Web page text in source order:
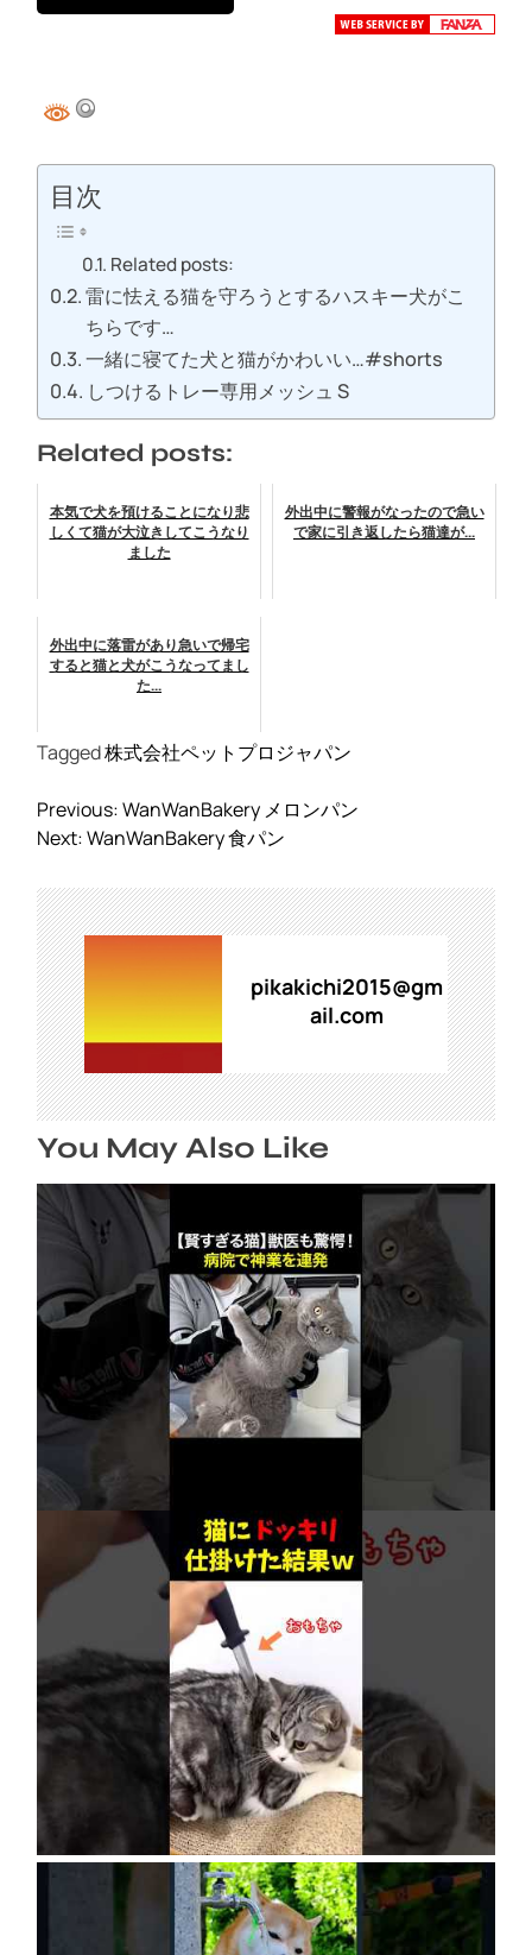
目次
Related posts:
雷に怯える猫を守ろうとするハスキー犬がこ
ちらです…
一緒に寝てた犬と猫がかわいい…#shorts
しつけるトレー専用メッシュ S
Related posts:
本気で犬を預けることになり悲
しくて猫が大泣きしてこうなり
ました
外出中に警報がなったので急い
で家に引き返したら猫達が...
外出中に落雷があり急いで帰宅
すると猫と犬がこうなってまし
た...
Tagged株式会社ペットプロジャパン
投
稿
ビ
ゲ
ー
シ
ョ
ン
Previous:WanWanBakery メロンパン
Next:WanWanBakery 食パン
pikakichi2015@gm
ail.com
You May Also Like
【賢すぎる猫】獣医も驚愕！病院で神業を連発
2026年8月6日
ネコにドッキリ仕掛けた結果５選 #猫のいる暮
らし #cat #面白集 #ねこ #笑ったら負け
2026年8月6日